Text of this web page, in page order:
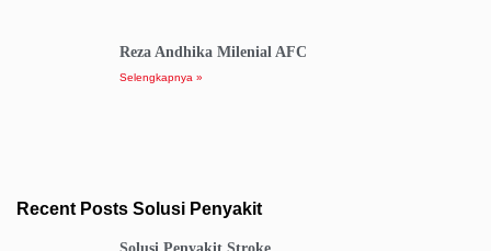
Reza Andhika Milenial AFC
Selengkapnya »
Recent Posts Solusi Penyakit